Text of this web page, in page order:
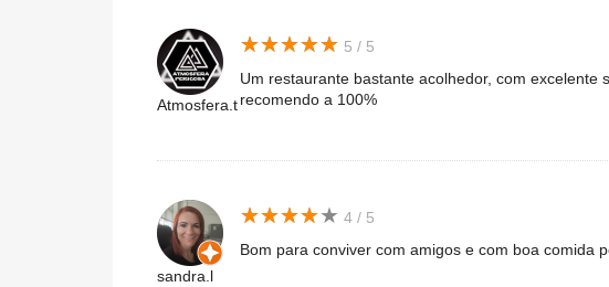
Atmosfera.t
★★★★★
★★★★★ 5 / 5
Um restaurante bastante acolhedor, com excelente
recomendo a 100%
sandra.l
★★★★★
★★★★★ 4 / 5
Bom para conviver com amigos e com boa comida